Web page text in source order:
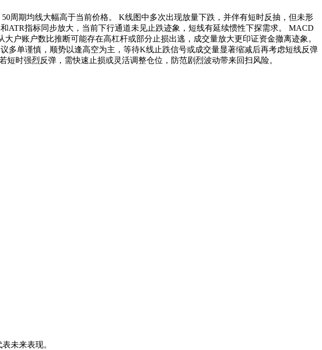
周期均线大幅高于当前价格。 K线图中多次出现放量下跌，并伴有短时反抽，但未形
ATR指标同步放大，当前下行通道未见止跌迹象，短线有延续惯性下探需求。 MACD
户账户数比推断可能存在高杠杆或部分止损出逃，成交量放大更印证资金撤离迹象。
多单谨慎，顺势以逢高空为主，等待K线止跌信号或成交量显著缩减后再考虑短线反弹
时强烈反弹，需快速止损或灵活调整仓位，防范剧烈波动带来回扫风险。
未来表现。